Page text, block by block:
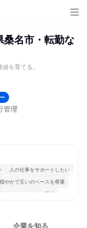
桑名市・転勤な
を育てる。
管理
人の仕事をサポートしたい
穏やかで互いのペースを尊重
チームワークを重視
企業を知る